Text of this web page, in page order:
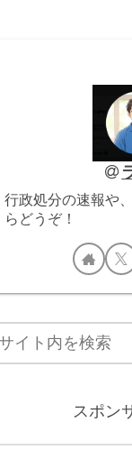
行政処分の速報や
らどうぞ！
スポン